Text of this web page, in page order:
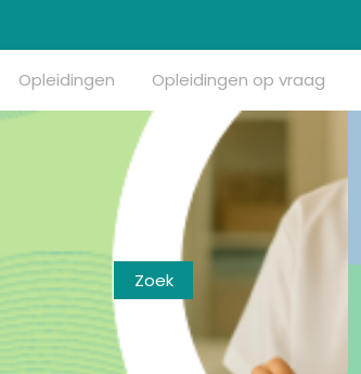
Opleidingen Opleidingen op vraag